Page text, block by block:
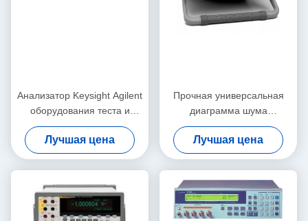
Анализатор Keysight Agilent
оборудования теста и
измерения U8903A
электронный аудио
Лучшая цена
Прочная универсальная
диаграмма шума
анализатор, 10MHz-
26.5GHz Keysight Agilent
N8975A
Лучшая цена